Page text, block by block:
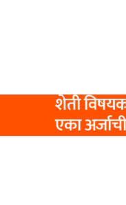
शेती
एका